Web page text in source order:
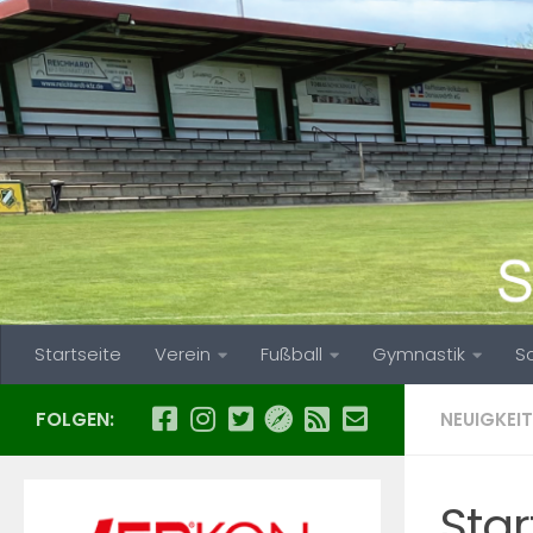
Zum Inhalt springen
Startseite Verein Fußball Gymnastik
FOLGEN: